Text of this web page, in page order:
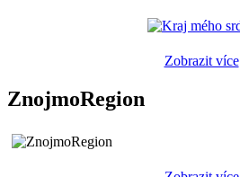
Zobrazit více
ZnojmoRegion